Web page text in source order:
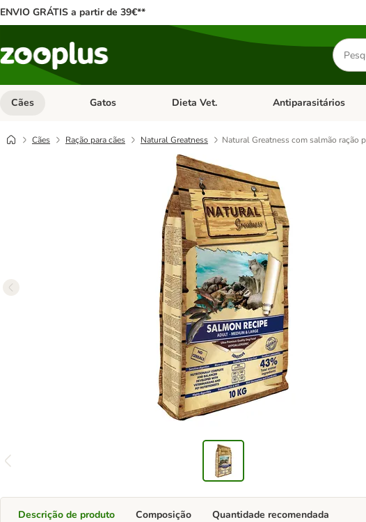
ENVIO GRÁTIS a partir de 39€**
Cães Abrir menu de categoria: Cães
Gatos Abrir menu de categoria: Gatos
Dieta Vet. Abrir menu de
Antiparasitários
Cães Ração para cães Natural Greatness Natural Greatness com salmão ração
Descrição de produto Composição Quantidade recomendada